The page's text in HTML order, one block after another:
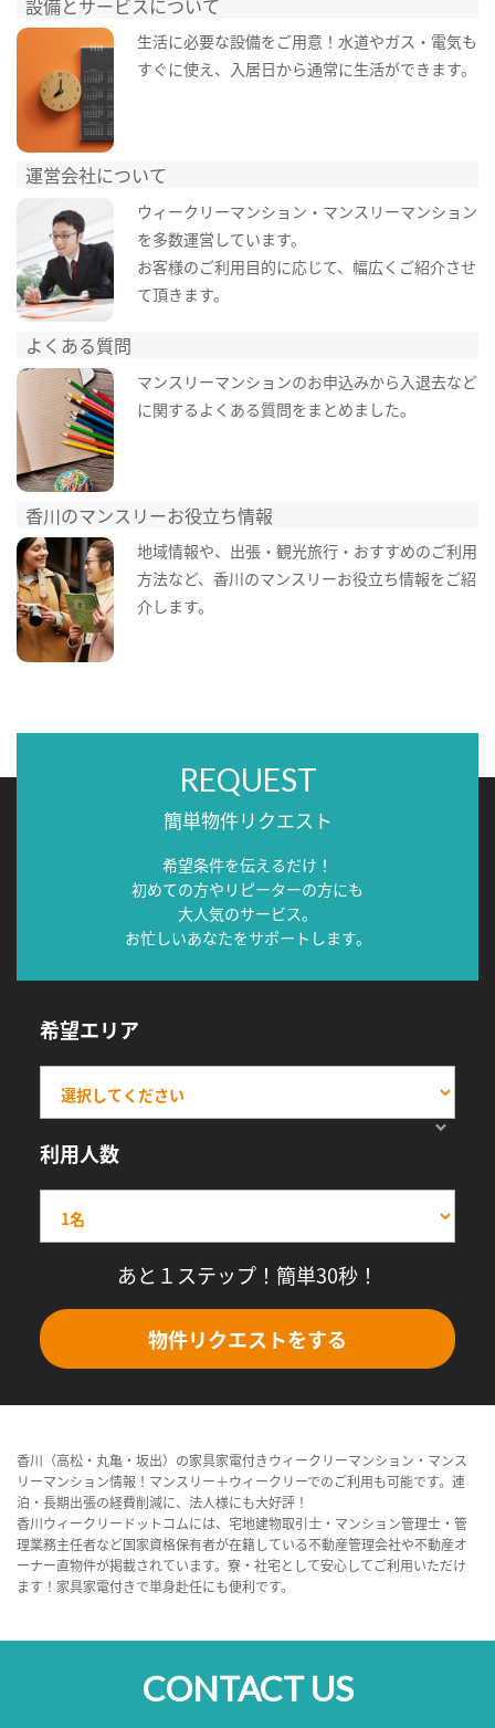
生活に必要な設備をご用意！水道やガス・電気も
すぐに使え、入居日から通常に生活ができます。
運営会社について
ウィークリーマンション・マンスリーマンション
を多数運営しています。
お客様のご利用目的に応じて、幅広くご紹介させ
て頂きます。
よくある質問
マンスリーマンションのお申込みから入退去など
に関するよくある質問をまとめました。
香川のマンスリーお役立ち情報
地域情報や、出張・観光旅行・おすすめのご利用
方法など、香川のマンスリーお役立ち情報をご紹
介します。
REQUEST
簡単物件リクエスト
希望条件を伝えるだけ！
初めての方やリピーターの方にも
大人気のサービス。
お忙しいあなたをサポートします。
希望エリア
利用人数
あと１ステップ！簡単30秒！
物件リクエストをする
香川（高松・丸亀・坂出）の家具家電付きウィークリーマンション・マンス
リーマンション情報！マンスリー＋ウィークリーでのご利用も可能です。連
泊・長期出張の経費削減に、法人様にも大好評！
香川ウィークリードットコムには、宅地建物取引士・マンション管理士・管
理業務主任者など国家資格保有者が在籍している不動産管理会社や不動産オ
ーナー直物件が掲載されています。寮・社宅として安心してご利用いただけ
ます！家具家電付きで単身赴任にも便利です。
CONTACT US